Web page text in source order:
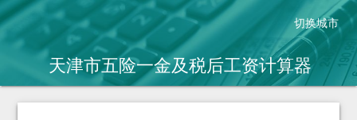
切换城市
天津市五险一金及税后工资计算器